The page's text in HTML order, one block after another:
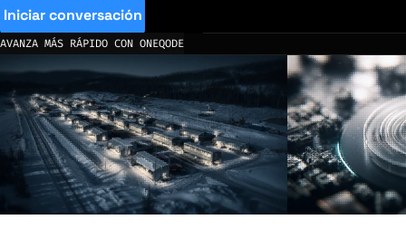
Iniciar conversación
AVANZA MÁS RÁPIDO CON ONEQODE